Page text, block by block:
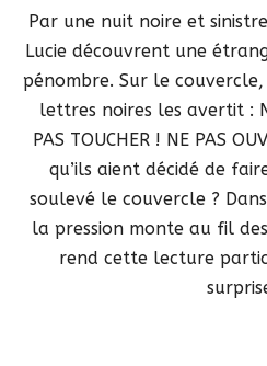
Par une nuit noire et
Lucie découvrent une
pénombre. Sur le
lettres noires les avertit :
PAS TOUCHER ! NE PAS
qu’ils aient décidé de
soulevé le couvercle ?
la pression monte au fil
rend cette lecture